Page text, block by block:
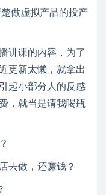
讲课的内容，为了
更新太懒，就拿出
起小部分人的反感
，就当是请我喝瓶
去做，还赚钱？